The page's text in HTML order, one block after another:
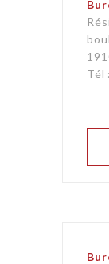
Tél